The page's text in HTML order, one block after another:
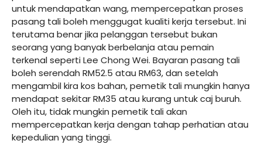
untuk mendapatkan wang, mempercepatkan proses
pasang tali boleh menggugat kualiti kerja tersebut. Ini
terutama benar jika pelanggan tersebut bukan
seorang yang banyak berbelanja atau pemain
terkenal seperti Lee Chong Wei. Bayaran pasang tali
boleh serendah RM52.5 atau RM63, dan setelah
mengambil kira kos bahan, pemetik tali mungkin hanya
mendapat sekitar RM35 atau kurang untuk caj buruh.
Oleh itu, tidak mungkin pemetik tali akan
mempercepatkan kerja dengan tahap perhatian atau
kepedulian yang tinggi.